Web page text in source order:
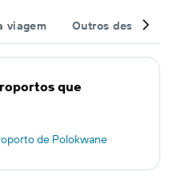
viagem Outros destinos
que
de Polokwane